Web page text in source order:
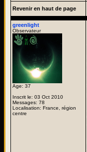
Revenir en haut de page
greenlight
Observateur
Age: 37
Inscrit le: 03 Oct 2010
Messages: 78
Localisation: France, région
centre